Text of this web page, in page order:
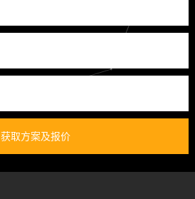
获取方案及报价